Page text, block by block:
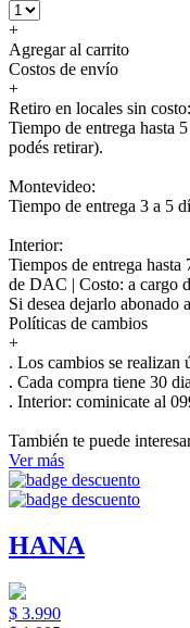
+
Agregar al carrito
Costos de envío
+
Retiro en locales sin costo:
Tiempo de entrega hasta
podés retirar).
Montevideo:
Tiempo de entrega 3 a 5
Interior:
Tiempos de entrega
de DAC | Costo: a cargo
Si desea dejarlo
Políticas de cambios
+
. Los cambios se realizan
. Cada compra tiene 30
. Interior: cominicate al
También te puede
Ver más
HANA
$ 3.990